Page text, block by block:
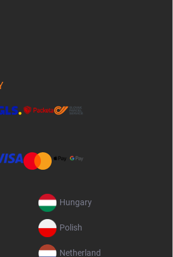
Hungary
Polish
Netherland